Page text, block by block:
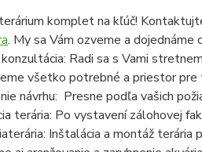
komplet na kľúč!
. My sa Vám ozveme a dojednáme
Radi sa s Vami
všetko potrebné a priestor pre
návrhu: Presne podľa vašich
terária: Po vystavení zálohovej
Inštalácia a montáž terária